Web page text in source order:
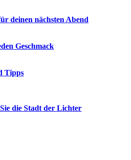
deinen nächsten Abend
Geschmack
Tipps
die Stadt der Lichter